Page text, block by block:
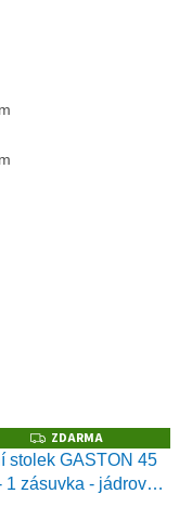
Z
D
A
R
ZDARMA
stolek GASTON 45
1 zásuvka - jádrový